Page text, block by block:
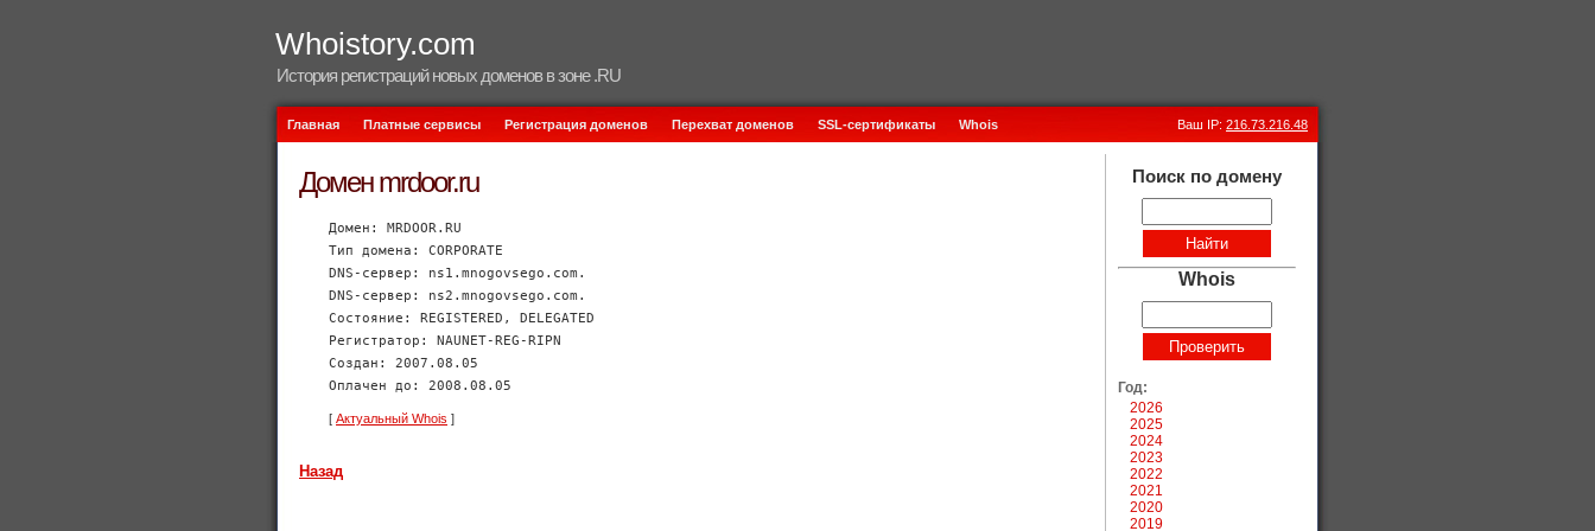
Whoistory.com
История регистраций новых доменов в зоне .RU
Главная Платные сервисы Регистрация доменов Перехват доменов SSL-сертификаты Whois Ваш IP: 216.73.216.48
Домен mrdoor.ru
Домен: MRDOOR.RU
Тип домена: CORPORATE
DNS-сервер: ns1.mnogovsego.com.
DNS-сервер: ns2.mnogovsego.com.
Состояние: REGISTERED, DELEGATED
Регистратор: NAUNET-REG-RIPN
Создан: 2007.08.05
Оплачен до: 2008.08.05
[ Актуальный Whois ]
Назад
Поиск по домену
Whois
Год:
2026
2025
2024
2023
2022
2021
2020
2019